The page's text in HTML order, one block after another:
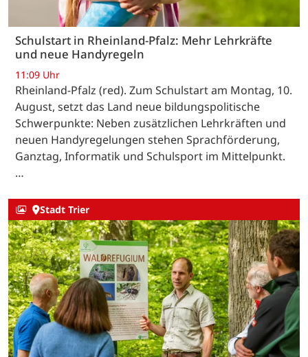
Schulstart in Rheinland-Pfalz: Mehr Lehrkräfte
und neue Handyregeln
11:09 Uhr
Rheinland-Pfalz (red). Zum Schulstart am Montag, 10.
August, setzt das Land neue bildungspolitische
Schwerpunkte: Neben zusätzlichen Lehrkräften und
neuen Handyregelungen stehen Sprachförderung,
Ganztag, Informatik und Schulsport im Mittelpunkt.
…
Stadt Trier